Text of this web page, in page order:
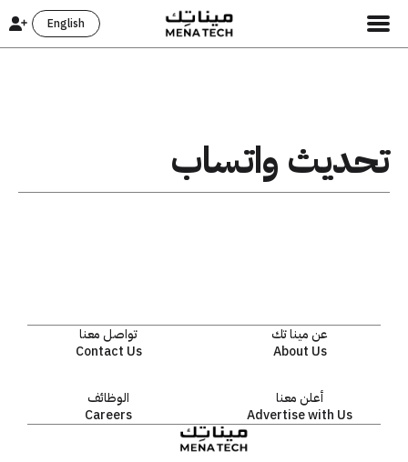
English
تحديث واتساب
عن مينا تك
About Us
تواصل معنا
Contact Us
أعلن معنا
Advertise with Us
الوظائف
Careers